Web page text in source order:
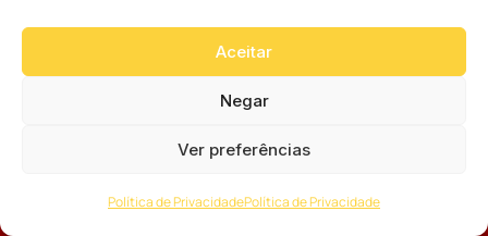
Aceitar
Negar
Ver preferências
Política de PrivacidadePolítica de Privacidade
Palavra dos Bispos
Vicariatos da Educação
Eventos
por